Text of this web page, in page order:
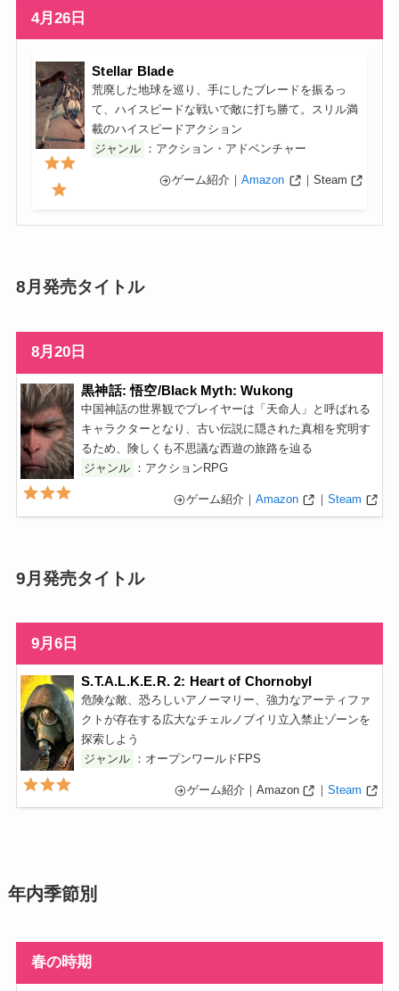
4月26日
Stellar Blade
荒廃した地球を巡り、手にしたブレードを振るっ
て、ハイスピードな戦いで敵に打ち勝て。スリル満
載のハイスピードアクション
ジャンル ：アクション・アドベンチャー
ゲーム紹介｜Amazon ｜Steam
8月発売タイトル
8月20日
黒神話: 悟空/Black Myth: Wukong
中国神話の世界観でプレイヤーは「天命人」と呼ばれる
キャラクターとなり、古い伝説に隠された真相を究明す
るため、険しくも不思議な西遊の旅路を辿る
ジャンル ：アクションRPG
ゲーム紹介｜Amazon ｜ Steam
9月発売タイトル
9月6日
S.T.A.L.K.E.R. 2: Heart of Chornobyl
危険な敵、恐ろしいアノーマリー、強力なアーティファ
クトが存在する広大なチェルノブイリ立入禁止ゾーンを
探索しよう
ジャンル ：オープンワールドFPS
ゲーム紹介｜Amazon ｜ Steam
年内季節別
春の時期